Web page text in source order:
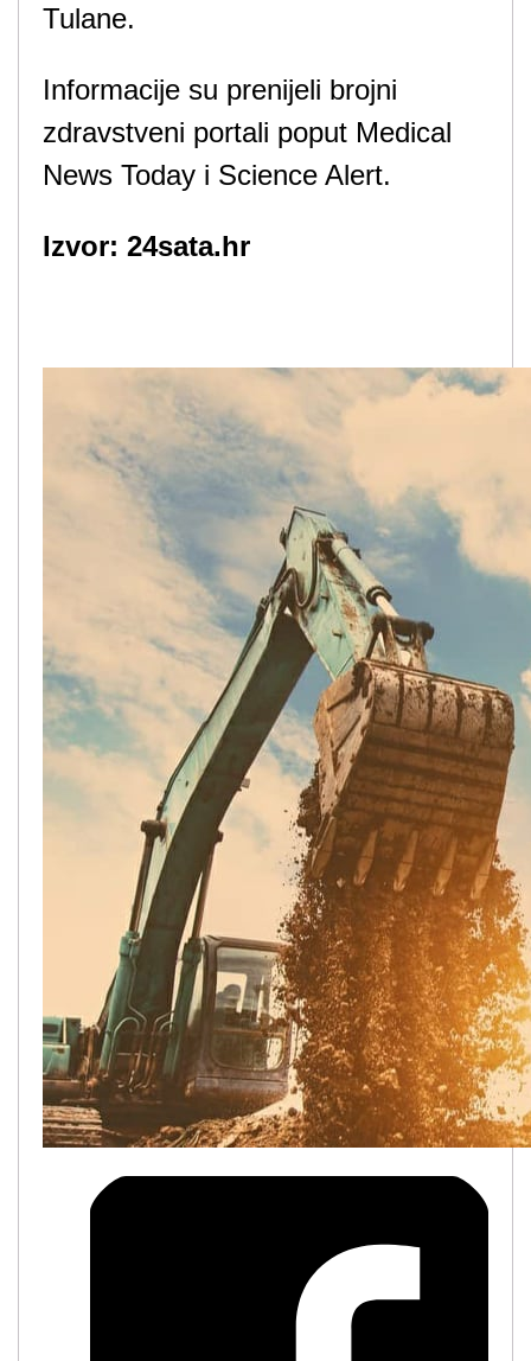
Tulane.
Informacije su prenijeli brojni
zdravstveni portali poput Medical
News Today i Science Alert.
Izvor: 24sata.hr